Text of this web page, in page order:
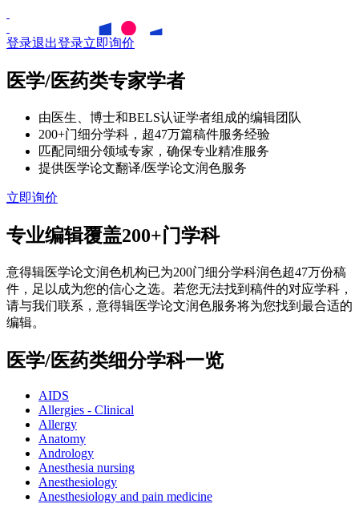
登录退出登录立即询价
医学/医药类专家学者
由医生、博士和BELS认证学者组成的编辑团队
200+门细分学科，超47万篇稿件服务经验
匹配同细分领域专家，确保专业精准服务
提供医学论文翻译/医学论文润色服务
立即询价
专业编辑覆盖200+门学科
意得辑医学论文润色机构已为200门细分学科润色超47万份稿
件，足以成为您的信心之选。若您无法找到稿件的对应学科，
请与我们联系，意得辑医学论文润色服务将为您找到最合适的
编辑。
医学/医药类细分学科一览
AIDS
Allergies - Clinical
Allergy
Anatomy
Andrology
Anesthesia nursing
Anesthesiology
Anesthesiology and pain medicine